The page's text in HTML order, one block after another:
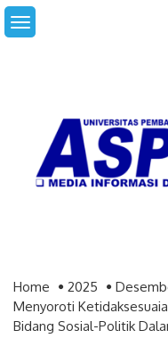
Skip
to
Home 2025
Menyoroti
Bidang Sosial-Politik